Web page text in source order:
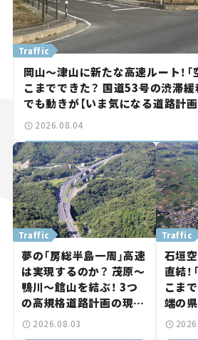
Traffic
岡山～津山に新たな高速ルート！「
こまでできた？ 国道53号の渋滞
でも動きが【いま気になる道路計画
2026.08.04
Traffic
夢の「房総半島一周」高速
は実現するのか？ 茂原～
鴨川～館山を結ぶ！ 3つ
の高規格道路計画の現
状。「館山鴨川道路」で検
2026.08.03
Traffic
石垣
直結！
こま
端の
工区